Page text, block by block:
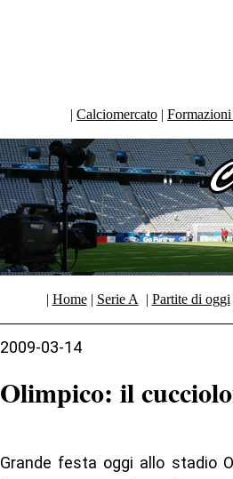
| Calciomercato |
| Home| Serie A | Partite di oggi
2009-03-14
Olimpico: il
Grande festa oggi allo stadio